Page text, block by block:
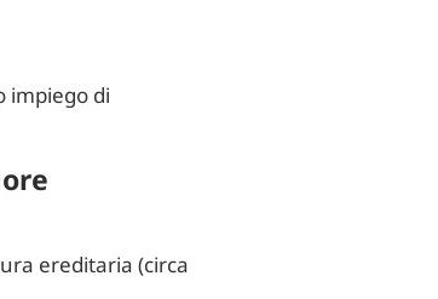
impiego di
ereditaria (circa